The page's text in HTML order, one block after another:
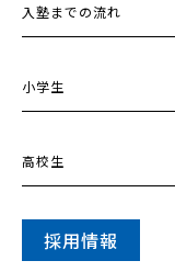
入塾までの流れ
小学生
高校生
採用情報